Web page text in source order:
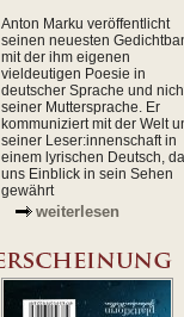
Anton Marku veröffentlicht
seinen neuesten
mit der ihm eigenen
vieldeutigen Poesie in
deutscher Sprache und
seiner Muttersprache. Er
kommuniziert mit der Welt
seiner Leser:innenschaft in
einem lyrischen Deutsch,
uns Einblick in sein Sehen
gewährt
weiterlesen